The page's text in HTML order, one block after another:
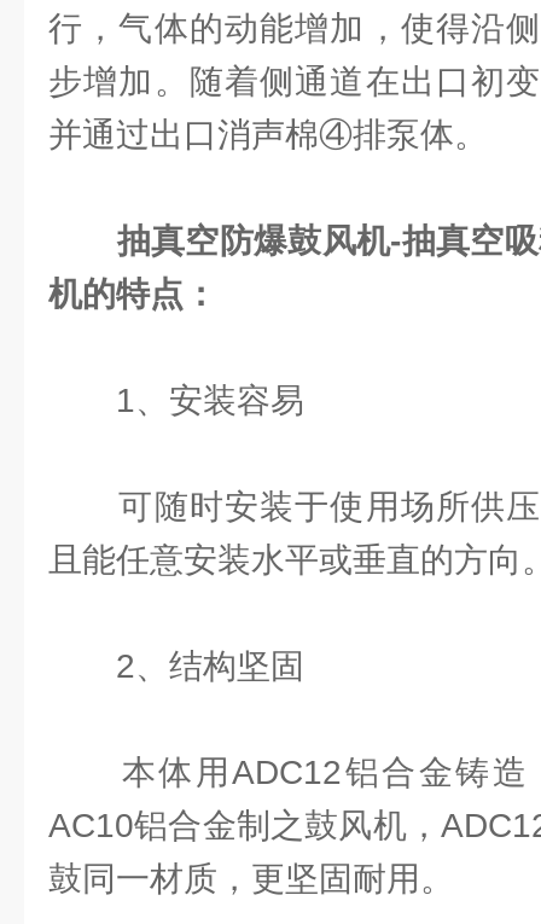
行，气体的动能增加，使得沿
步增加。随着侧通道在出口初
并通过出口消声棉④排泵体。
抽真空防爆鼓风机-抽真空
机的特点：
1、安装容易
可随时安装于使用场所供压
且能任意安装水平或垂直的方向
2、结构坚固
本体用ADC12铝合金铸造
AC10铝合金制之鼓风机，
鼓同一材质，更坚固耐用。